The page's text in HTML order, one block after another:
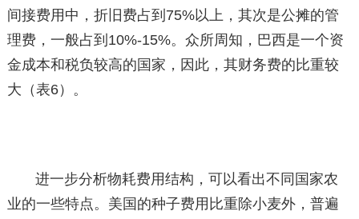
间接费用中，折旧费占到75%以上，其次是公摊的管
理费，一般占到10%-15%。众所周知，巴西是一个资
金成本和税负较高的国家，因此，其财务费的比重较
大（表6）。
进一步分析物耗费用结构，可以看出不同国家农
业的一些特点。美国的种子费用比重除小麦外，普遍